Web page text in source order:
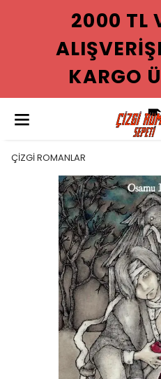
2000 TL
KARGO
ÇİZGİ ROMANLAR